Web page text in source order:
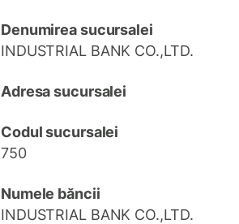
Denumirea sucursalei
INDUSTRIAL BANK CO.,LTD.
Adresa sucursalei
Codul sucursalei
750
Numele băncii
INDUSTRIAL BANK CO.,LTD.